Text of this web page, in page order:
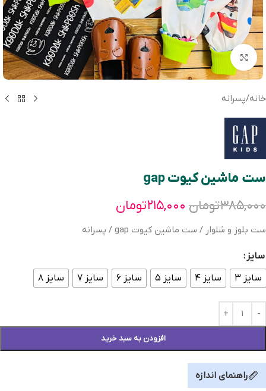
بزرگنمایی تصویر
خانه/پسرانه
ست ماشین کیوت gap
۳۸۵,۰۰۰تومان ۲۱۵,۰۰۰تومان
ست بلوز و شلوار / ست ماشین کیوت gap / پسرانه
سایز
سایز ۳
سایز ۴ سایز ۵ سایز ۶ سایز ۷ سایز ۸
افزودن به سبد خرید
راهنمای اندازه